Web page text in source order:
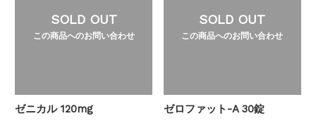
SOLD OUT
この商品へのお問い合わせ
ゼニカル 120mg
SOLD OUT
この商品へのお問い合わせ
ゼロファット-A 30錠